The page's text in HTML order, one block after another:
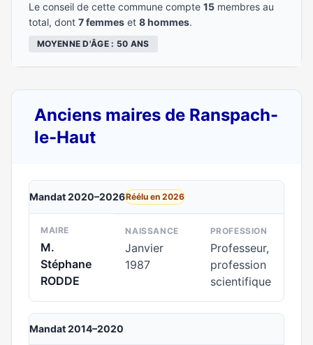
Le conseil de cette commune compte 15 membres au
total, dont 7 femmes et 8 hommes.
MOYENNE D'ÂGE : 50 ANS
Anciens maires de Ranspach-
le-Haut
Mandat 2020–2026Réélu en 2026
MAIRE
M.
Stéphane
RODDE
NAISSANCE
Janvier
1987
PROFESSION
Professeur,
profession
scientifique
Mandat 2014–2020